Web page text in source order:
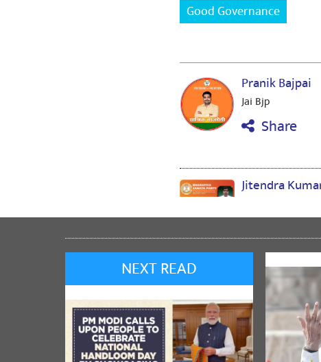
Good Governance
Pranik Bajpai
Jai Bjp
Share
Jitendra
Jitender
BJP Haryana
NEXT READ